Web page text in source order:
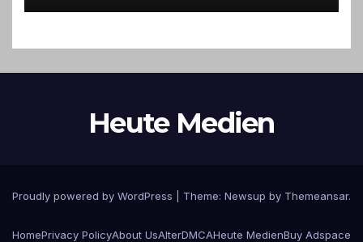
Heute Medien
Proudly powered by WordPress Theme: Newsup by Themeansar.
HomePrivacy PolicyAbout UsAlterDMCAHeute MedienBuy Adspace